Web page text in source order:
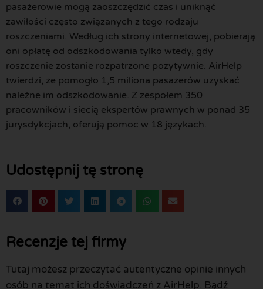
pasażerowie mogą zaoszczędzić czas i uniknąć
zawiłości często związanych z tego rodzaju
roszczeniami. Według ich strony internetowej, pobierają
oni opłatę od odszkodowania tylko wtedy, gdy
roszczenie zostanie rozpatrzone pozytywnie. AirHelp
twierdzi, że pomogło 1,5 miliona pasażerów uzyskać
należne im odszkodowanie. Z zespołem 350
pracowników i siecią ekspertów prawnych w ponad 35
jurysdykcjach, oferują pomoc w 18 językach.
Udostępnij tę stronę
Recenzje tej firmy
Tutaj możesz przeczytać autentyczne opinie innych
osób na temat ich doświadczeń z AirHelp. Bądź